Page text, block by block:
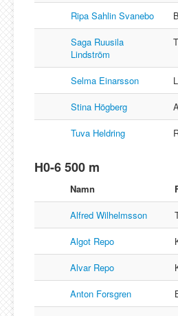
Ripa Sahlin Svanebo
Saga Ruusila
Lindström
Selma Einarsson
Stina Högberg
Tuva Heldring
H0-6 500 m
Namn
Alfred Wilhelmsson
Algot Repo
Alvar Repo
Anton Forsgren